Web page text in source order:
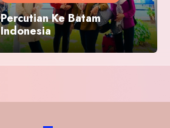
Percutian Ke Batam
Indonesia